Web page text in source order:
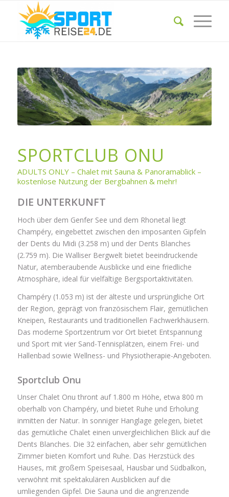
SPORTCLUB ONU
ADULTS ONLY – Chalet mit Sauna & Panoramablick –
kostenlose Nutzung der Bergbahnen & mehr!
DIE UNTERKUNFT
Hoch über dem Genfer See und dem Rhonetal liegt
Champéry, eingebettet zwischen den imposanten Gipfeln
der Dents du Midi (3.258 m) und der Dents Blanches
(2.759 m). Die Walliser Bergwelt bietet beeindruckende
Natur, atemberaubende Ausblicke und eine friedliche
Atmosphäre, ideal für vielfältige Bergsportaktivitäten.
Champéry (1.053 m) ist der älteste und ursprüngliche Ort
der Region, geprägt von französischem Flair, gemütlichen
Kneipen, Restaurants und traditionellen Fachwerkhäusern.
Das moderne Sportzentrum vor Ort bietet Entspannung
und Sport mit vier Sand-Tennisplätzen, einem Frei- und
Hallenbad sowie Wellness- und Physiotherapie-Angeboten.
Sportclub Onu
Unser Chalet Onu thront auf 1.800 m Höhe, etwa 800 m
oberhalb von Champéry, und bietet Ruhe und Erholung
inmitten der Natur. In sonniger Hanglage gelegen, bietet
das gemütliche Chalet einen unvergleichlichen Blick auf die
Dents Blanches. Die 32 einfachen, aber sehr gemütlichen
Zimmer bieten Komfort und Ruhe. Das Herzstück des
Hauses, mit großem Speisesaal, Hausbar und Südbalkon,
verwöhnt mit spektakulären Ausblicken auf die
umliegenden Gipfel. Die Sauna und die angrenzende